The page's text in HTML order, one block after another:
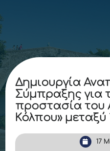
Δημιουργία
Σύμπραξης για
προστασία του
Κόλπου» μεταξύ
17